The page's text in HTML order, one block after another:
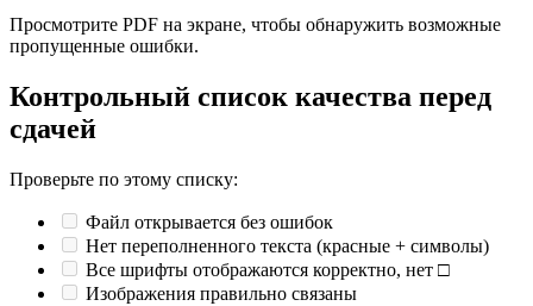
Просмотрите PDF на экране, чтобы обнаружить возможные
пропущенные ошибки.
Контрольный список качества перед
сдачей
Проверьте по этому списку:
Файл открывается без ошибок
Нет переполненного текста (красные + символы)
Все шрифты отображаются корректно, нет □
Изображения правильно связаны